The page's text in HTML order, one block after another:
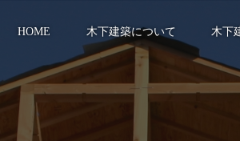
HOME 木下建築について 木下